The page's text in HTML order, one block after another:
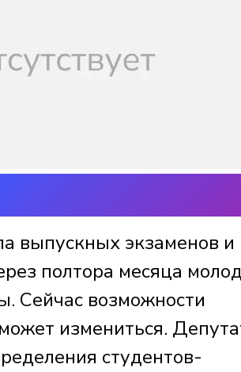
выпускных экзаменов и
полтора месяца
Сейчас возможности
измениться.
студентов-